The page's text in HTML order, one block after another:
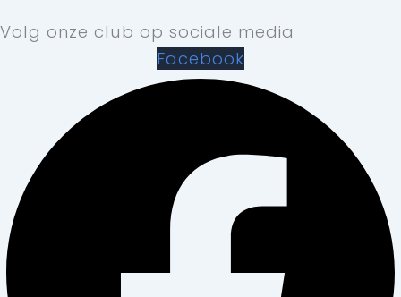
Volg onze club op sociale media
Facebook